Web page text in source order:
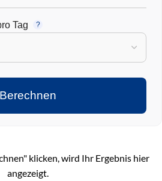
Tag ?
Berechnen
klicken, wird Ihr Ergebnis hier
angezeigt.